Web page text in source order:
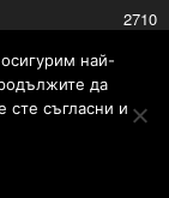
2710
осигурим най-
да
сте съгласни и